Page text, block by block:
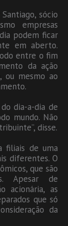
sócio
empresas
podem ficar
em aberto.
entre o fim
da ação
ou mesmo ao
dia-a-dia de
mundo. Não
disse.
filiais de uma
diferentes. O
que são
Apesar de
acionária, as
que só
da